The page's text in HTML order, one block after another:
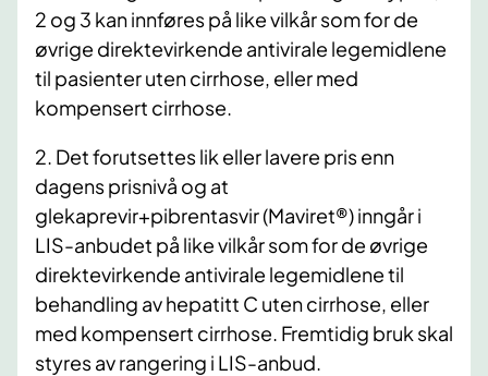
2 og 3 kan innføres på like vilkår som for de
øvrige direktevirkende antivirale legemidlene
til pasienter uten cirrhose, eller med
kompensert cirrhose.
2. Det forutsettes lik eller lavere pris enn
dagens prisnivå og at
glekaprevir+pibrentasvir (Maviret®) inngår i
LIS-anbudet på like vilkår som for de øvrige
direktevirkende antivirale legemidlene til
behandling av hepatitt C uten cirrhose, eller
med kompensert cirrhose. Fremtidig bruk skal
styres av rangering i LIS-anbud.